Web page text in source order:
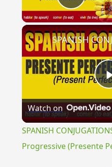
Play
Watch on
SPANISH
Progressive (Presente